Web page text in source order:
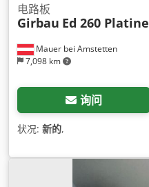
Mauer bei Amstetten
7,098 km
电路板
Girbau Ed 260 Platine
询问
状况: 新的,